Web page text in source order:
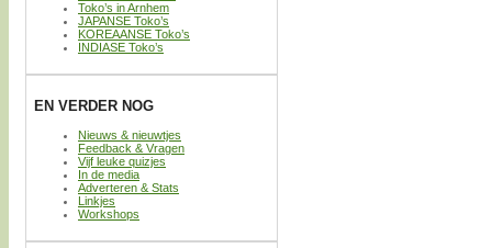
Toko’s in Arnhem
JAPANSE Toko’s
KOREAANSE Toko’s
INDIASE Toko’s
EN VERDER NOG
Nieuws & nieuwtjes
Feedback & Vragen
Vijf leuke quizjes
In de media
Adverteren & Stats
Linkjes
Workshops